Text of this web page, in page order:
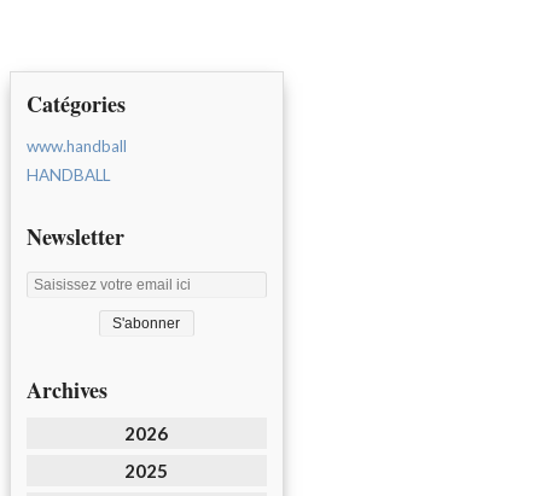
Catégories
www.handball
HANDBALL
Newsletter
Archives
2026
2025